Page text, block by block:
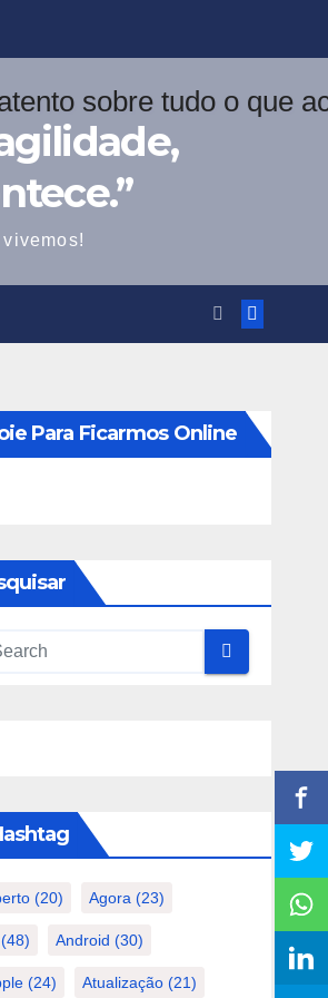
Para Ficarmos Online
(20) Agora (23)
Android (30)
(24) Atualização(21)